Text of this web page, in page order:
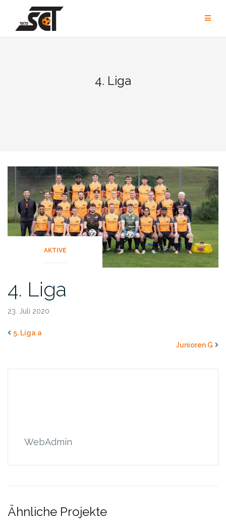
springen
4. Liga
AKTIVE
4. Liga
23. Juli 2020
5. Liga a
Junioren G
WebAdmin
Ähnliche Projekte